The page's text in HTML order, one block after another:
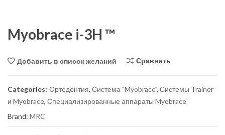
Myobrace i-3H ™
Добавить в список желаний Сравнить
Categories: Ортодонтия, Система "Myobrace", Системы Trainer
и Myobrace, Специализированные аппараты Myobrace
Brand: MRC